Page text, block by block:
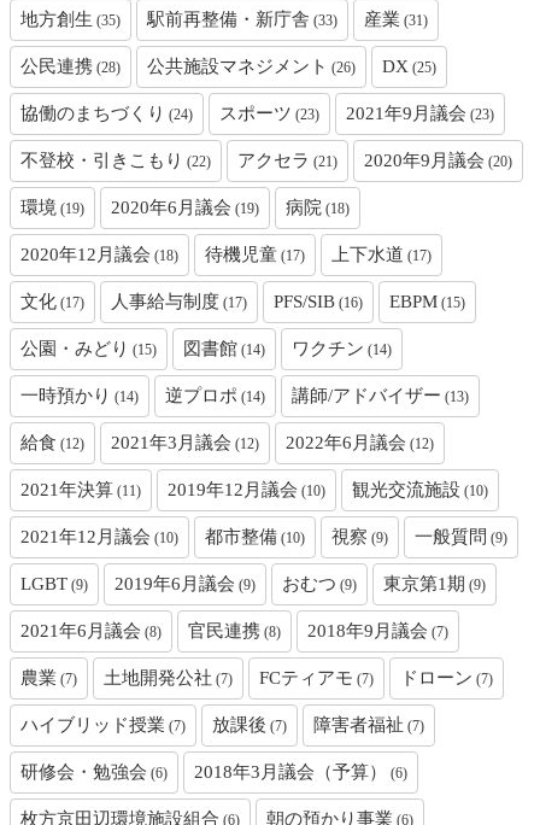
地方創生 (35) 駅前再整備・新庁舎 (33) 産業 (31)
公民連携 (28) 公共施設マネジメント (26) DX (25)
協働のまちづくり (24) スポーツ (23) 2021年9月議会 (23)
不登校・引きこもり (22) アクセラ (21) 2020年9月議会 (20)
環境 (19) 2020年6月議会 (19) 病院 (18)
2020年12月議会 (18) 待機児童 (17) 上下水道 (17)
文化 (17) 人事給与制度 (17) PFS/SIB (16) EBPM (15)
公園・みどり (15) 図書館 (14) ワクチン (14)
一時預かり (14) 逆プロポ (14) 講師/アドバイザー (13)
給食 (12) 2021年3月議会 (12) 2022年6月議会 (12)
2021年決算 (11) 2019年12月議会 (10) 観光交流施設 (10)
2021年12月議会 (10) 都市整備 (10) 視察 (9) 一般質問 (9)
LGBT (9) 2019年6月議会 (9) おむつ (9) 東京第1期 (9)
2021年6月議会 (8) 官民連携 (8) 2018年9月議会 (7)
農業 (7) 土地開発公社 (7) FCティアモ (7) ドローン (7)
ハイブリッド授業 (7) 放課後 (7) 障害者福祉 (7)
研修会・勉強会 (6) 2018年3月議会（予算） (6)
枚方京田辺環境施設組合 (6) 朝の預かり事業 (6)